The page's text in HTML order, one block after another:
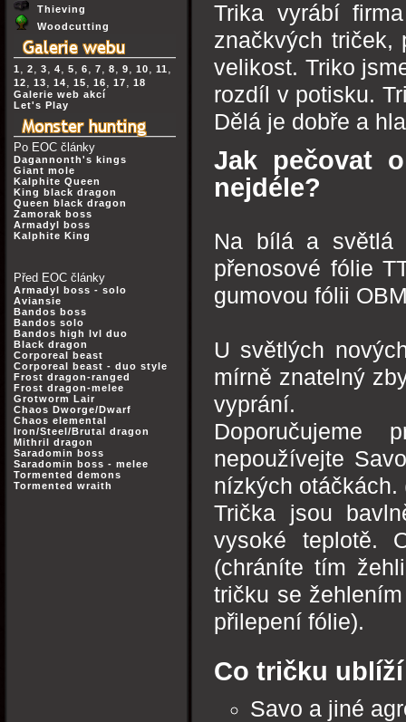
Thieving
Woodcutting
1 , 2, 3, 4, 5, 6, 7, 8, 9, 10, 11 ,
12, 13, 14, 15, 16, 17, 18
Galerie web akcí
Let's Play
Po EOC články
Dagannonth's kings
Giant mole
Kalphite Queen
King black dragon
Queen black dragon
Zamorak boss
Armadyl boss
Kalphite King
Před EOC články
Armadyl boss - solo
Aviansie
Bandos boss
Bandos solo
Bandos high lvl duo
Black dragon
Corporeal beast
Corporeal beast - duo style
Frost dragon-ranged
Frost dragon-melee
Grotworm Lair
Chaos Dworge/Dwarf
Chaos elemental
Iron/Steel/Brutal dragon
Mithril dragon
Saradomin boss
Saradomin boss - melee
Tormented demons
Tormented wraith
Trika vyrábí
značkvých triček,
velikost. Triko
rozdíl v potisku.
Dělá je dobře a
Jak pečovat
nejdéle?
Na bílá a světlá
přenosové fólie
gumovou fólii
U světlých
mírně znatelný
vyprání.
Doporučujeme
nepoužívejte
nízkých otáčkách.
Trička jsou
vysoké teplotě.
(chráníte tím
tričku se
přilepení fólie).
Co tričku
Savo a jiné